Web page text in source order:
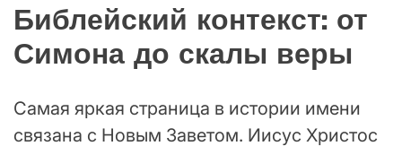
Библейский контекст: от
Симона до скалы веры
Самая яркая страница в истории имени
связана с Новым Заветом. Иисус Христос